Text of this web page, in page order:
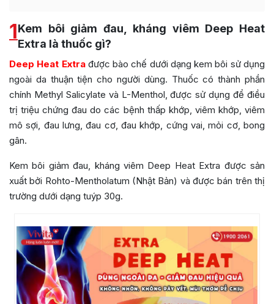
1Kem bôi giảm đau, kháng viêm Deep Heat
Extra là thuốc gì?
Deep Heat Extrađược bào chế dưới dạng kem bôi sử dụng
ngoài da thuận tiện cho người dùng. Thuốc có thành phần
chính Methyl Salicylate và L-Menthol, được sử dụng để điều
trị triệu chứng đau do các bệnh thấp khớp, viêm khớp, viêm
mô sợi, đau lưng, đau cơ, đau khớp, cứng vai, mỏi cơ, bong
gân.
Kem bôi giảm đau, kháng viêm Deep Heat Extra được sản
xuất bởi Rohto-Mentholatum (Nhật Bản) và được bán trên thị
trường dưới dạng tuýp 30g.